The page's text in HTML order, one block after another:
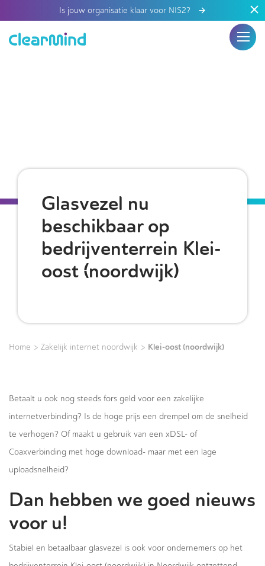
Is jouw organisatie klaar voor NIS2?
Glasvezel nu
beschikbaar op
bedrijventerrein Klei-
oost (noordwijk)
Home > Zakelijk internet noordwijk > Klei-oost (noordwijk)
Betaalt u ook nog steeds fors geld voor een zakelijke
internetverbinding? Is de hoge prijs een drempel om de snelheid
te verhogen? Of maakt u gebruik van een xDSL- of
Coaxverbinding met hoge download- maar met een lage
uploadsnelheid?
Dan hebben we goed nieuws
voor u!
Stabiel en betaalbaar glasvezel is ook voor ondernemers op het